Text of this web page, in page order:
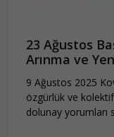
23 Ağustos
Arınma ve
9 Ağustos 2025
özgürlük ve
dolunay yorumları